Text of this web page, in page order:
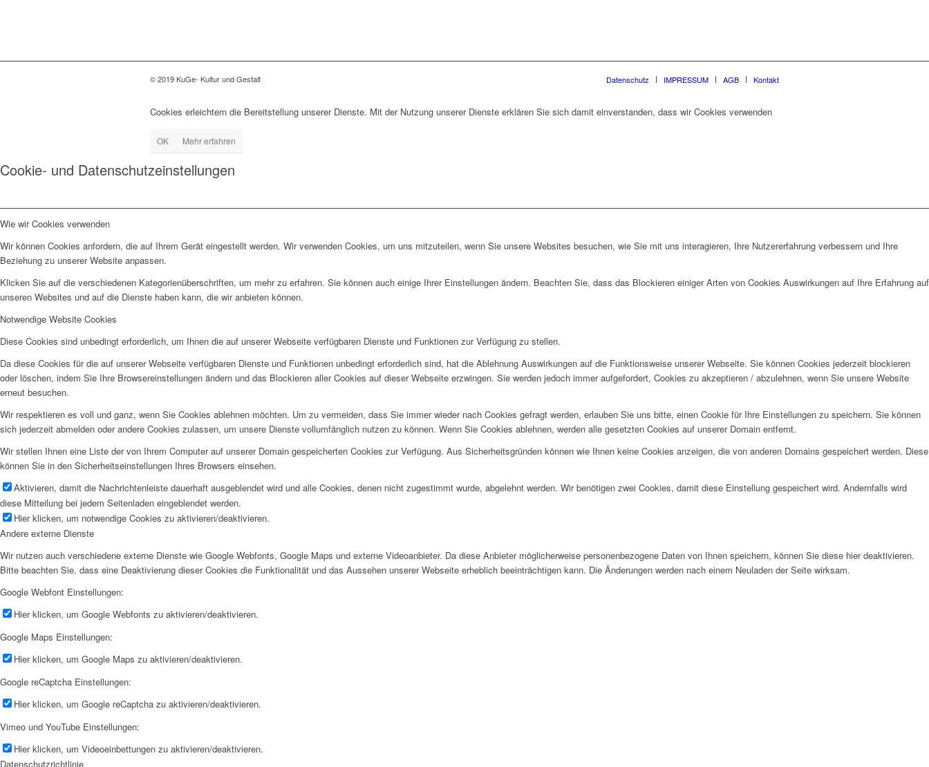
© 2019 KuGe- Kultur und Gestalt Datenschutz IMPRESSUM AGB Kontakt
Cookies erleichtern die Bereitstellung unserer Dienste. Mit der Nutzung unserer Dienste erklären Sie sich damit einverstanden, dass wir Cookies verwenden
OK Mehr erfahren
Cookie- und Datenschutzeinstellungen
Wie wir Cookies verwenden
Wir können Cookies anfordern, die auf Ihrem Gerät eingestellt werden. Wir verwenden Cookies, um uns mitzuteilen, wenn Sie unsere Websites besuchen, wie Sie mit uns interagieren, Ihre Nutzererfahrung verbessern und Ihre
Beziehung zu unserer Website anpassen.
Klicken Sie auf die verschiedenen Kategorienüberschriften, um mehr zu erfahren. Sie können auch einige Ihrer Einstellungen ändern. Beachten Sie, dass das Blockieren einiger Arten von Cookies Auswirkungen auf Ihre Erfahrung auf
unseren Websites und auf die Dienste haben kann, die wir anbieten können.
Notwendige Website Cookies
Diese Cookies sind unbedingt erforderlich, um Ihnen die auf unserer Webseite verfügbaren Dienste und Funktionen zur Verfügung zu stellen.
Da diese Cookies für die auf unserer Webseite verfügbaren Dienste und Funktionen unbedingt erforderlich sind, hat die Ablehnung Auswirkungen auf die Funktionsweise unserer Webseite. Sie können Cookies jederzeit blockieren
oder löschen, indem Sie Ihre Browsereinstellungen ändern und das Blockieren aller Cookies auf dieser Webseite erzwingen. Sie werden jedoch immer aufgefordert, Cookies zu akzeptieren / abzulehnen, wenn Sie unsere Website
erneut besuchen.
Wir respektieren es voll und ganz, wenn Sie Cookies ablehnen möchten. Um zu vermeiden, dass Sie immer wieder nach Cookies gefragt werden, erlauben Sie uns bitte, einen Cookie für Ihre Einstellungen zu speichern. Sie können
sich jederzeit abmelden oder andere Cookies zulassen, um unsere Dienste vollumfänglich nutzen zu können. Wenn Sie Cookies ablehnen, werden alle gesetzten Cookies auf unserer Domain entfernt.
Wir stellen Ihnen eine Liste der von Ihrem Computer auf unserer Domain gespeicherten Cookies zur Verfügung. Aus Sicherheitsgründen können wie Ihnen keine Cookies anzeigen, die von anderen Domains gespeichert werden. Diese
können Sie in den Sicherheitseinstellungen Ihres Browsers einsehen.
Aktivieren, damit die Nachrichtenleiste dauerhaft ausgeblendet wird und alle Cookies, denen nicht zugestimmt wurde, abgelehnt werden. Wir benötigen zwei Cookies, damit diese Einstellung gespeichert wird. Andernfalls wird
diese Mitteilung bei jedem Seitenladen eingeblendet werden.
Hier klicken, um notwendige Cookies zu aktivieren/deaktivieren.
Andere externe Dienste
Wir nutzen auch verschiedene externe Dienste wie Google Webfonts, Google Maps und externe Videoanbieter. Da diese Anbieter möglicherweise personenbezogene Daten von Ihnen speichern, können Sie diese hier deaktivieren.
Bitte beachten Sie, dass eine Deaktivierung dieser Cookies die Funktionalität und das Aussehen unserer Webseite erheblich beeinträchtigen kann. Die Änderungen werden nach einem Neuladen der Seite wirksam.
Google Webfont Einstellungen:
Hier klicken, um Google Webfonts zu aktivieren/deaktivieren.
Google Maps Einstellungen:
Hier klicken, um Google Maps zu aktivieren/deaktivieren.
Google reCaptcha Einstellungen:
Hier klicken, um Google reCaptcha zu aktivieren/deaktivieren.
Vimeo und YouTube Einstellungen:
Hier klicken, um Videoeinbettungen zu aktivieren/deaktivieren.
Datenschutzrichtlinie